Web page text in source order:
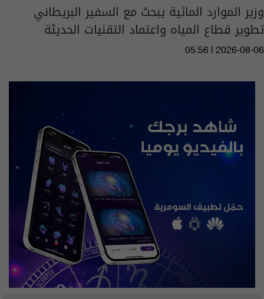
وزير الموارد المائية يبحث مع السفير البريطاني
تطوير قطاع المياه واعتماد التقنيات الحديثة
05:56 | 2026-08-06